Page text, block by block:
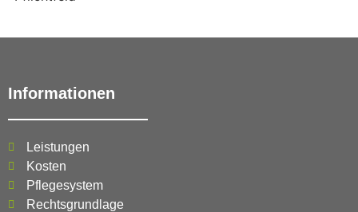
Informationen
Leistungen
Kosten
Pflegesystem
Rechtsgrundlage